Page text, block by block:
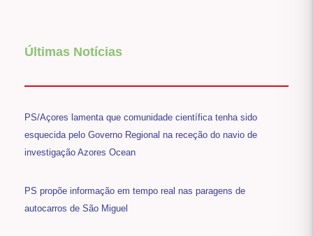
Últimas Notícias
PS/Açores lamenta que comunidade científica tenha sido
esquecida pelo Governo Regional na receção do navio de
investigação Azores Ocean
PS propõe informação em tempo real nas paragens de
autocarros de São Miguel